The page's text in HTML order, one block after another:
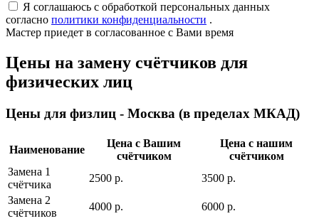
Я соглашаюсь с обработкой персональных данных
согласно политики конфиденциальности .
Мастер приедет в согласованное с Вами время
Цены на замену счётчиков для
физических лиц
Цены для физлиц - Москва (в пределах МКАД)
Наименование
Цена с Вашим
счётчиком
Цена с нашим
счётчиком
Замена 1
cчётчика
2500 р.
3500 р.
Замена 2
cчётчиков
4000 р.
6000 р.